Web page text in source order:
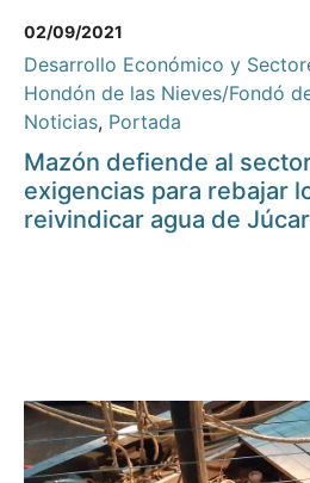
02/09/2021
Desarrollo Económico y
Hondón de las Nieves/Fondó
Noticias, Portada
Mazón defiende al
exigencias para rebajar
reivindicar agua de